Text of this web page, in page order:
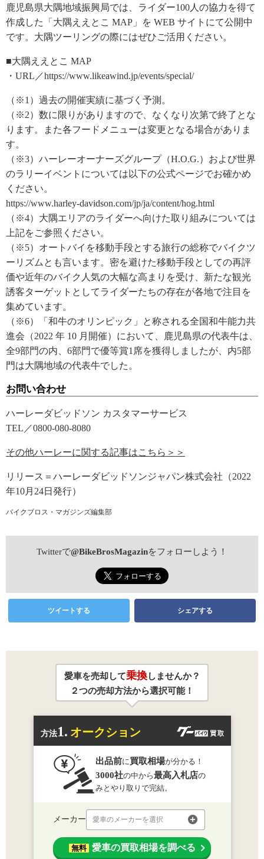
鹿児島県大隅地域振興局では、ライダー100人の協力を得て
作成した「大隅ええとこ MAP」を WEB サイトにて公開中
です。大隅ツーリングの際にはぜひご活用ください。
■大隅ええとこ MAP
・URL／https://www.likeawind.jp/events/special/
（※1）過去の開催実績に基づく予測。
（※2）数に限りがありますので、なくなり次第で終了とな
ります。また各フードメニューは変更となる場合がありま
す。
（※3）ハーレーオーナーズグループ（H.O.G.）および世界
のラリーイベントについては以下の公式ページでお確かめ
ください。
https://www.harley-davidson.com/jp/ja/content/hog.html
（※4）大隅エリアのライダーへ向けた取り組みについては
上記をご参照ください。
（※5）オートバイを移動手段とする旅行の総称でバイクツ
ーリズムとも言います。密を避けた移動手段としての再評
価や近年のバイク人気の大幅な高まりを受け、新たな観光
誘客ターゲットとしてライダーたちの存在が各地で注目を
集めています。
（※6）「和牛のオリンピック」と称される全国和牛能力共
進会（2022 年 10 月開催）において、鹿児島県の代表牛は、
全9部門の内、6部門で優等賞1席を獲得しましたが、内5部
門は大隅地域の代表牛でした。
お問い合わせ
ハーレーダビッドソン カスタマーサービス
TEL／0800-080-8080
その他ハーレーに関する記事はこちら＞＞
リリース＝ハーレーダビッドソンジャパン株式会社（2022
年10月24日発行）
バイクブロス・マガジンズ編集部
Twitterで@BikeBrosMagazinをフォローしよう！
ツイートする シェアする
愛車を売却して乗換しませんか？
２つの売却方法から選択可能！
方法1. オークション
出品前に 買取相場が分かる！
3000社の中から最高入札店の
みとやり取りで完結。
メーカー 愛車のメーカーを選択
無料 愛車の買取相場を調べる